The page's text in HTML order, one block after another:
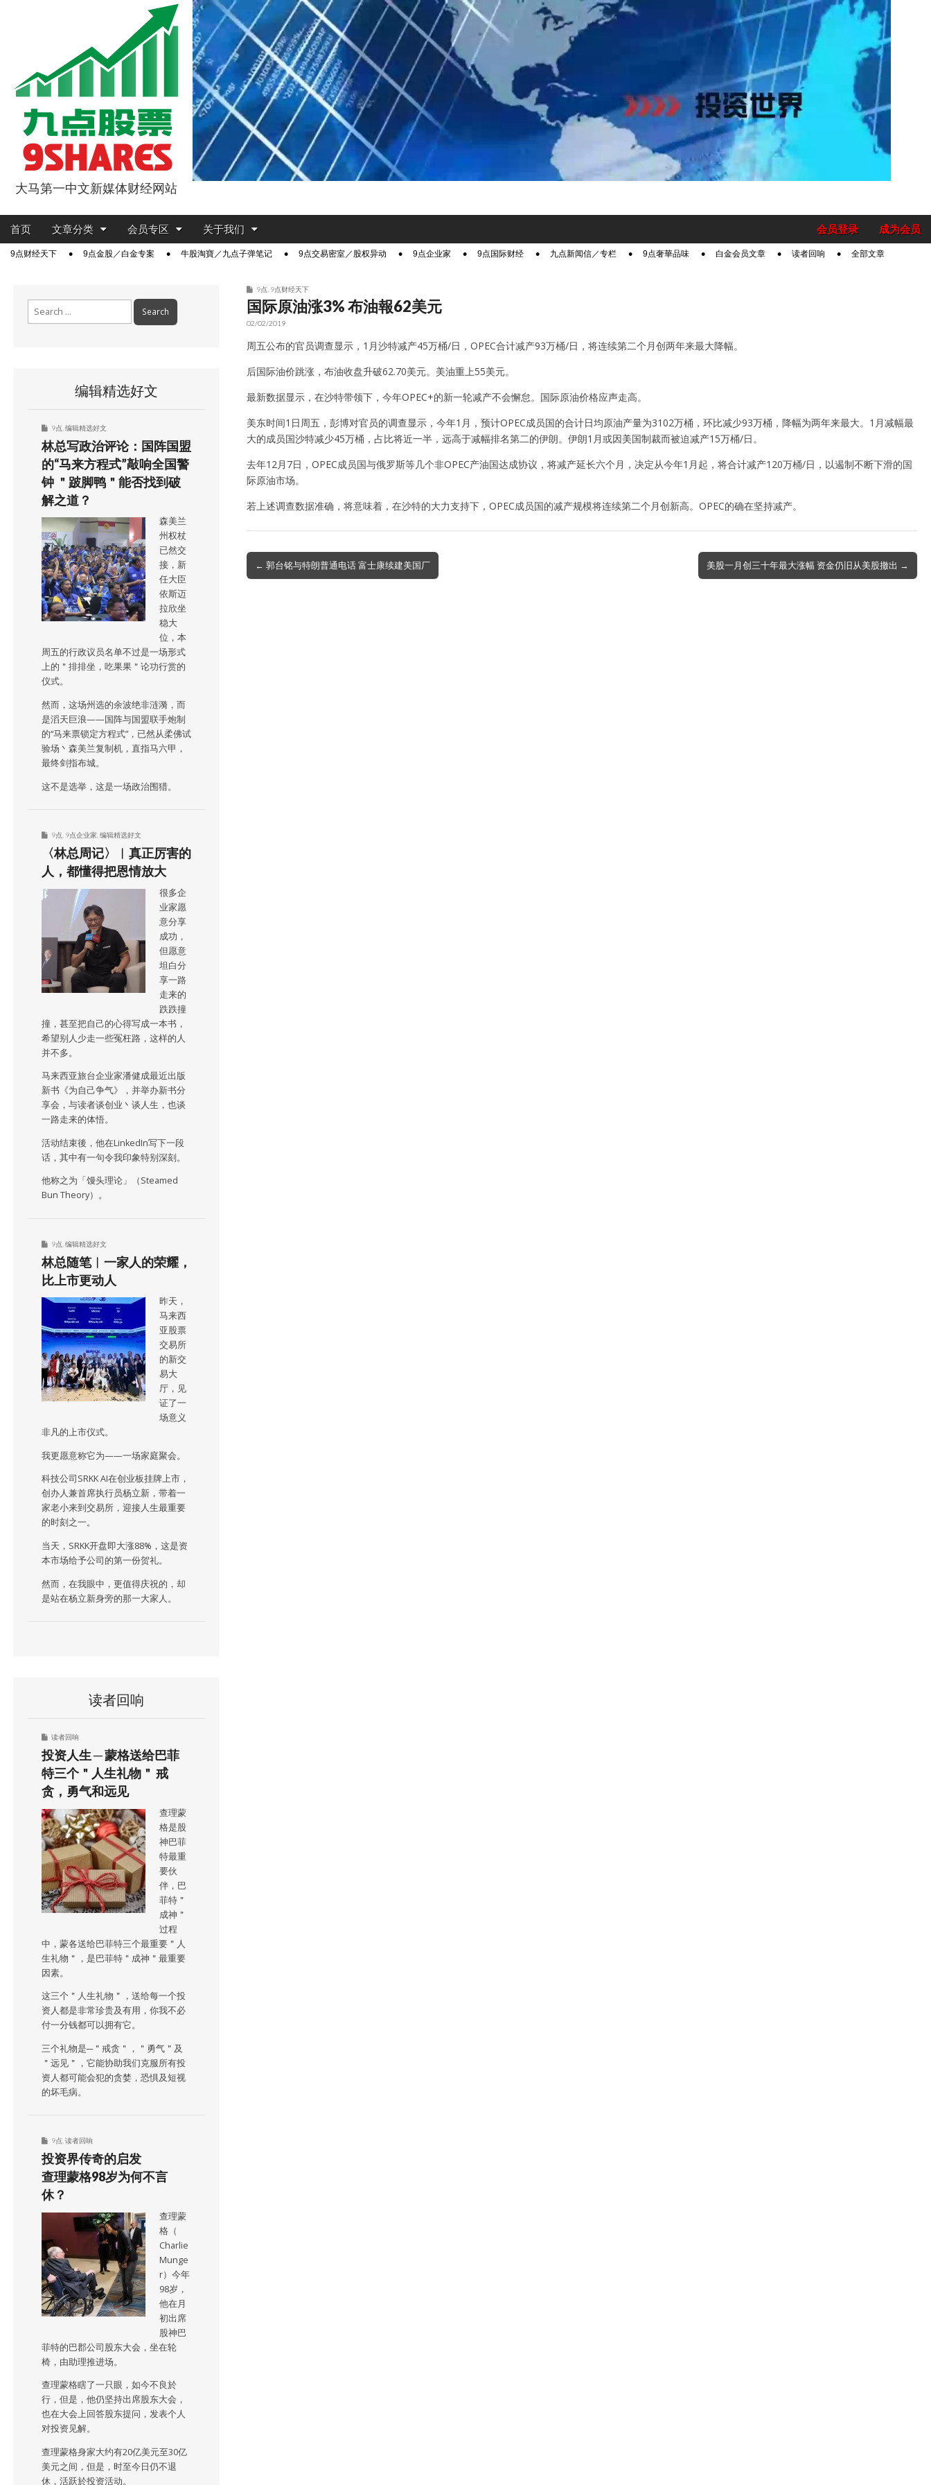
9点股票
大马第一中文新媒体财经网站
Main
Skip
content
首页 文章分类 会员专区 关于我们 成为会员
会员登录
Sub9点财经天下 9点金股／白金专案 牛股淘寶／九点子弹笔记 9点交易密室／股权异动 9点企业家 9点国际财经 九点新闻信／专栏 9点奢華品味 白金会员文章 读者回响 全部文章
9点 9点财经天下
国际原油涨3% 布油報62美元
02/02/2019
周五公布的官员调查显示，1月沙特减产45万桶/日，OPEC合计减产93万桶/日，将连续第二个月创两年来最大降幅。
后国际油价跳涨，布油收盘升破62.70美元。美油重上55美元。
最新数据显示，在沙特带领下，今年OPEC+的新一轮减产不会懈怠。国际原油价格应声走高。
美东时间1日周五，彭博对官员的调查显示，今年1月，预计OPEC成员国的合计日均原油产量为3102万桶，环比减少93万桶，降幅为两年来最大。1月减幅最
大的成员国沙特减少45万桶，占比将近一半，远高于减幅排名第二的伊朗。伊朗1月或因美国制裁而被迫减产15万桶/日。
去年12月7日，OPEC成员国与俄罗斯等几个非OPEC产油国达成协议，将减产延长六个月，决定从今年1月起，将合计减产120万桶/日，以遏制不断下滑的国
际原油市场。
若上述调查数据准确，将意味着，在沙特的大力支持下，OPEC成员国的减产规模将连续第二个月创新高。OPEC的确在坚持减产。
Post
navigation
← 郭台铭与特朗普通电话 富士康续建美国厂 美股一月创三十年最大涨幅 资金仍旧从美股撤出 →
编辑精选好文
9点 编辑精选好文
林总写政治评论：国阵国盟
的“马来方程式”敲响全国警
钟 ＂跛脚鸭＂能否找到破
解之道？
森美兰
州权杖
已然交
接，新
任大臣
依斯迈
拉欣坐
稳大
位，本
周五的行政议员名单不过是一场形式
上的＂排排坐，吃果果＂论功行赏的
仪式。
然而，这场州选的余波绝非涟漪，而
是滔天巨浪——国阵与国盟联手炮制
的“马来票锁定方程式”，已然从柔佛试
验场丶森美兰复制机，直指马六甲，
最终剑指布城。
这不是选举，这是一场政治围猎。
9点 9点企业家 编辑精选好文
〈林总周记〉︱真正厉害的
人，都懂得把恩情放大
很多企
业家愿
意分享
成功，
但愿意
坦白分
享一路
走来的
跌跌撞
撞，甚至把自己的心得写成一本书，
希望别人少走一些冤枉路，这样的人
并不多。
马来西亚旅台企业家潘健成最近出版
新书《为自己争气》，并举办新书分
享会，与读者谈创业丶谈人生，也谈
一路走来的体悟。
活动结束後，他在LinkedIn写下一段
话，其中有一句令我印象特别深刻。
他称之为「馒头理论」（Steamed
Bun Theory）。
9点 编辑精选好文
林总随笔︱一家人的荣耀，
比上市更动人
昨天，
马来西
亚股票
交易所
的新交
易大
厅，见
证了一
场意义
非凡的上市仪式。
我更愿意称它为——一场家庭聚会。
科技公司SRKK AI在创业板挂牌上市，
创办人兼首席执行员杨立新，带着一
家老小来到交易所，迎接人生最重要
的时刻之一。
当天，SRKK开盘即大涨88%，这是资
本市场给予公司的第一份贺礼。
然而，在我眼中，更值得庆祝的，却
是站在杨立新身旁的那一大家人。
读者回响
读者回响
投资人生 ─ 蒙格送给巴菲
特三个＂人生礼物＂ 戒
贪，勇气和远见
查理蒙
格是股
神巴菲
特最重
要伙
伴，巴
菲特＂
成神＂
过程
中，蒙各送给巴菲特三个最重要＂人
生礼物＂，是巴菲特＂成神＂最重要
因素。
这三个＂人生礼物＂，送给每一个投
资人都是非常珍贵及有用，你我不必
付一分钱都可以拥有它。
三个礼物是─＂戒贪＂，＂勇气＂及
＂远见＂，它能协助我们克服所有投
资人都可能会犯的贪婪，恐惧及短视
的坏毛病。
9点 读者回响
投资界传奇的启发
查理蒙格98岁为何不言
休？
查理蒙
格（
Charlie
Munge
r）今年
98岁，
他在月
初出席
股神巴
菲特的巴郡公司股东大会，坐在轮
椅，由助理推进场。
查理蒙格瞎了一只眼，如今不良於
行，但是，他仍坚持出席股东大会，
也在大会上回答股东提问，发表个人
对投资见解。
查理蒙格身家大约有20亿美元至30亿
美元之间，但是，时至今日仍不退
休，活跃於投资活动。